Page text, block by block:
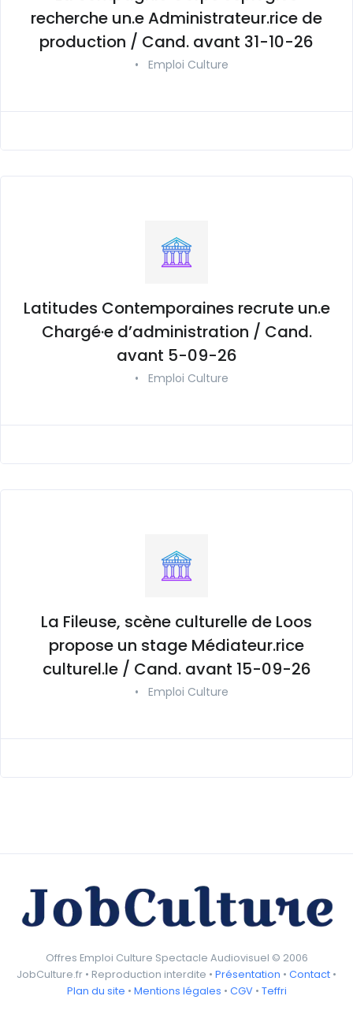
recherche un.e Administrateur.rice de
production / Cand. avant 31-10-26
• Emploi Culture
Latitudes Contemporaines recrute un.e
Chargé·e d’administration / Cand.
avant 5-09-26
• Emploi Culture
La Fileuse, scène culturelle de Loos
propose un stage Médiateur.rice
culturel.le / Cand. avant 15-09-26
• Emploi Culture
Offres Emploi Culture Spectacle Audiovisuel © 2006
JobCulture.fr • Reproduction interdite • Présentation • Contact •
Plan du site • Mentions légales • CGV• Teffri